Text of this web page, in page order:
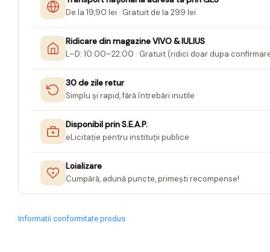
Pasta modelatoare
Harti de perete
Creta scolara
Glob Pamantesc Scolar
Materiale Didactice
Instrumente geometrie pentru
tabla scolara
Tablite de desenat magnetice
Sugativa
Banda adeziva
De la 19,90 lei · Gratuit de la 299 lei
Ridicare din magazine VIVO & IULIUS
L–D: 10:00–22:00 · Gratuit (ridici doar dupa
30 de zile retur
Simplu și rapid, fără întrebări inutile
Disponibil prin S.E.A.P.
eLicitație pentru instituții publice
Loializare
Cumpără, adună puncte, primești recompense!
Informatii conformitate produs